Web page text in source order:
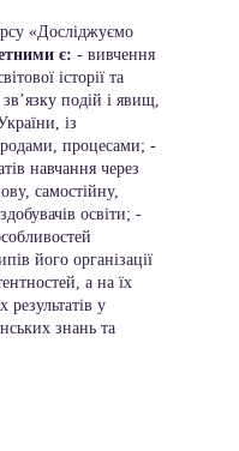
«Досліджуємо
є: - вивчення
історії та
подій і явищ,
із
процесами; -
навчання через
самостійну,
освіти; -
його організації
а на їх
результатів у
знань та